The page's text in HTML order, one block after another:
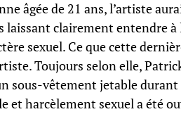
âgée de 21 ans, l’artiste
laissant clairement entendre
sexuel. Ce que cette
Toujours selon elle,
sous-vêtement jetable
et harcèlement sexuel a été